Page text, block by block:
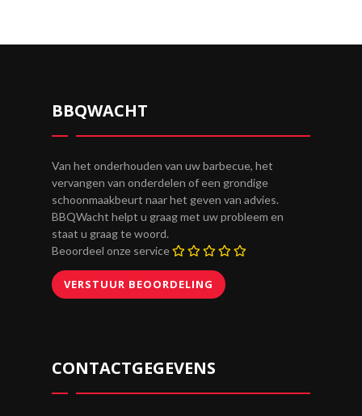
BBQWACHT
Van het onderhouden van uw barbecue, het
vervangen van onderdelen of een grondige
schoonmaakbeurt naar het geven van advies.
BBQWacht helpt u graag met uw probleem en
staat u graag te woord.
Beoordeel onze service
CONTACTGEGEVENS